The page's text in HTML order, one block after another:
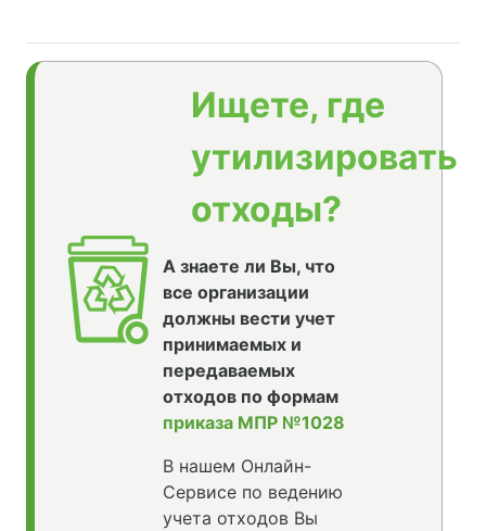
Ищете, где
утилизировать
отходы?
А знаете ли Вы, что
все организации
должны вести учет
принимаемых и
передаваемых
отходов по формам
приказа МПР №1028
В нашем Онлайн-
Сервисе по ведению
учета отходов Вы